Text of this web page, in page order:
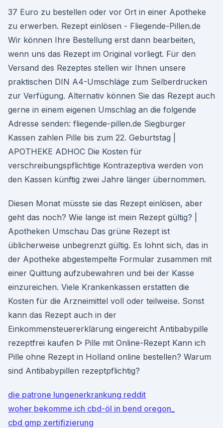
37 Euro zu bestellen oder vor Ort in einer Apotheke
zu erwerben. Rezept einlösen - Fliegende-Pillen.de
Wir können Ihre Bestellung erst dann bearbeiten,
wenn uns das Rezept im Original vorliegt. Für den
Versand des Rezeptes stellen wir Ihnen unsere
praktischen DIN A4-Umschläge zum Selberdrucken
zur Verfügung. Alternativ können Sie das Rezept auch
gerne in einem eigenen Umschlag an die folgende
Adresse senden: fliegende-pillen.de Siegburger
Kassen zahlen Pille bis zum 22. Geburtstag |
APOTHEKE ADHOC Die Kosten für
verschreibungspflichtige Kontrazeptiva werden von
den Kassen künftig zwei Jahre länger übernommen.
Diesen Monat müsste sie das Rezept einlösen, aber
geht das noch? Wie lange ist mein Rezept gültig? |
Apotheken Umschau Das grüne Rezept ist
üblicherweise unbegrenzt gültig. Es lohnt sich, das in
der Apotheke abgestempelte Formular zusammen mit
einer Quittung aufzubewahren und bei der Kasse
einzureichen. Viele Krankenkassen erstatten die
Kosten für die Arzneimittel voll oder teilweise. Sonst
kann das Rezept auch in der
Einkommensteuererklärung eingereicht Antibabypille
rezeptfrei kaufen ᐅ Pille mit Online-Rezept Kann ich
Pille ohne Rezept in Holland online bestellen? Warum
sind Antibabypillen rezeptpflichtig?
die patrone lungenerkrankung reddit
woher bekomme ich cbd-öl in bend oregon_
cbd gmp zertifizierung